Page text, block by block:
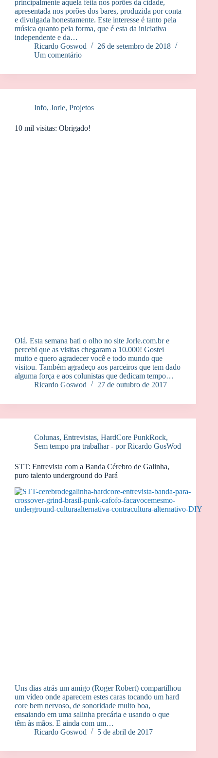
principalmente aquela feita nos porões da cidade,
apresentada nos porões dos bares, produzida por conta
e divulgada honestamente. Este interesse é tanto pela
música quanto pela forma, que é esta da iniciativa
independente e da…
Ricardo Goswod
26 de setembro de 2018
Um comentário
Info, Jorle, Projetos
10 mil visitas: Obrigado!
Olá. Esta semana bati o olho no site Jorle.com.br e
percebi que as visitas chegaram a 10.000! Gostei
muito e quero agradecer você e todo mundo que
visitou. Também agradeço aos parceiros que tem dado
alguma força e aos colunistas que dedicam tempo…
Ricardo Goswod
27 de outubro de 2017
Colunas, Entrevistas, HardCore PunkRock,
Sem tempo pra trabalhar - por Ricardo GosWod
STT: Entrevista com a Banda Cérebro de Galinha,
puro talento underground do Pará
Uns dias atrás um amigo (Roger Robert) compartilhou
um vídeo onde aparecem estes caras tocando um hard
core bem nervoso, de sonoridade muito boa,
ensaiando em uma salinha precária e usando o que
têm às mãos. E ainda com um…
Ricardo Goswod
5 de abril de 2017